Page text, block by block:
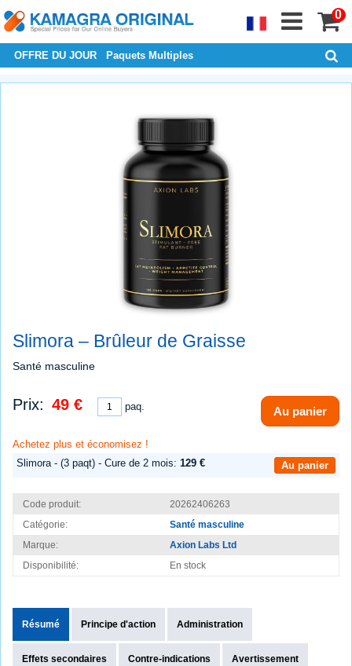
0
OFFRE DU JOUR Paquets Multiples
Slimora – Brûleur de Graisse
Santé masculine
Prix: 49 € paq. Au panier
Achetez plus et économisez !
Slimora - (3 paqt) - Cure de 2 mois: 129 € Au panier
Code produit:
20262406263
Catégorie:
Santé masculine
Marque:
Axion Labs Ltd
Disponibilité:
En stock
Résumé Principe d'action Administration
Effets secondaires Contre-indications Avertissement